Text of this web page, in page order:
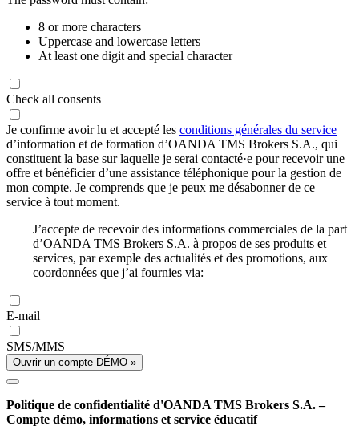
8 or more characters
Uppercase and lowercase letters
At least one digit and special character
Check all consents
Je confirme avoir lu et accepté les conditions générales du service
d’information et de formation d’OANDA TMS Brokers S.A., qui
constituent la base sur laquelle je serai contacté·e pour recevoir une
offre et bénéficier d’une assistance téléphonique pour la gestion de
mon compte. Je comprends que je peux me désabonner de ce
service à tout moment.
J’accepte de recevoir des informations commerciales de la part
d’OANDA TMS Brokers S.A. à propos de ses produits et
services, par exemple des actualités et des promotions, aux
coordonnées que j’ai fournies via:
E-mail
SMS/MMS
Ouvrir un compte DÉMO »
Politique de confidentialité d'OANDA TMS Brokers S.A. –
Compte démo, informations et service éducatif